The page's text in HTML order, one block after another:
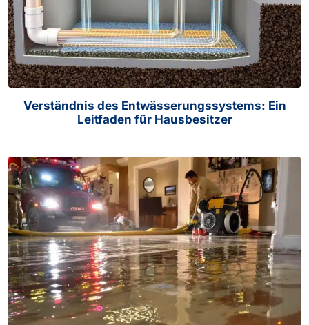
Verständnis des Entwässerungssystems: Ein
Leitfaden für Hausbesitzer